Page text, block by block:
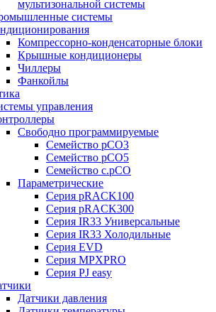
мультизональной системы
системы
Компрессорно-конденсаторные блоки
Крышные кондиционеры
Чиллеры
Фанкойлы
управления
Свободно программируемые
Семейство pCO3
Семейство pCO5
Семейство c.pCO
Параметрические
Серия pRACK100
Серия pRACK300
Серия IR33 Универсальные
Серия IR33 Холодильные
Серия EVD
Серия MPXPRO
Серия PJ easy
Датчики давления